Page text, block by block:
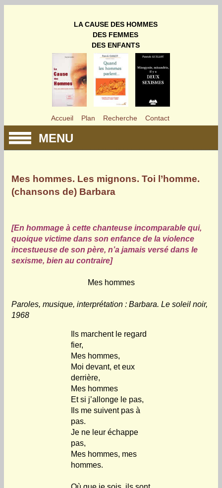
LA CAUSE DES HOMMES
DES FEMMES
DES ENFANTS
Mes hommes. Les mignons. Toi l’homme.
(chansons de) Barbara
[En hommage à cette chanteuse incomparable qui,
quoique victime dans son enfance de la violence
incestueuse de son père, n’a jamais versé dans le
sexisme, bien au contraire]
Mes hommes
Paroles, musique, interprétation : Barbara. Le soleil noir,
1968
Ils marchent le regard
fier,
Mes hommes,
Moi devant, et eux
derrière,
Mes hommes
Et si j’allonge le pas,
Ils me suivent pas à
pas.
Je ne leur échappe
pas,
Mes hommes, mes
hommes.
MENU
Accueil Plan Recherche Contact